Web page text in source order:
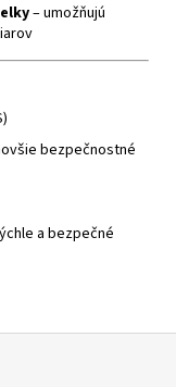
– umožňujú
bezpečnostné
a bezpečné